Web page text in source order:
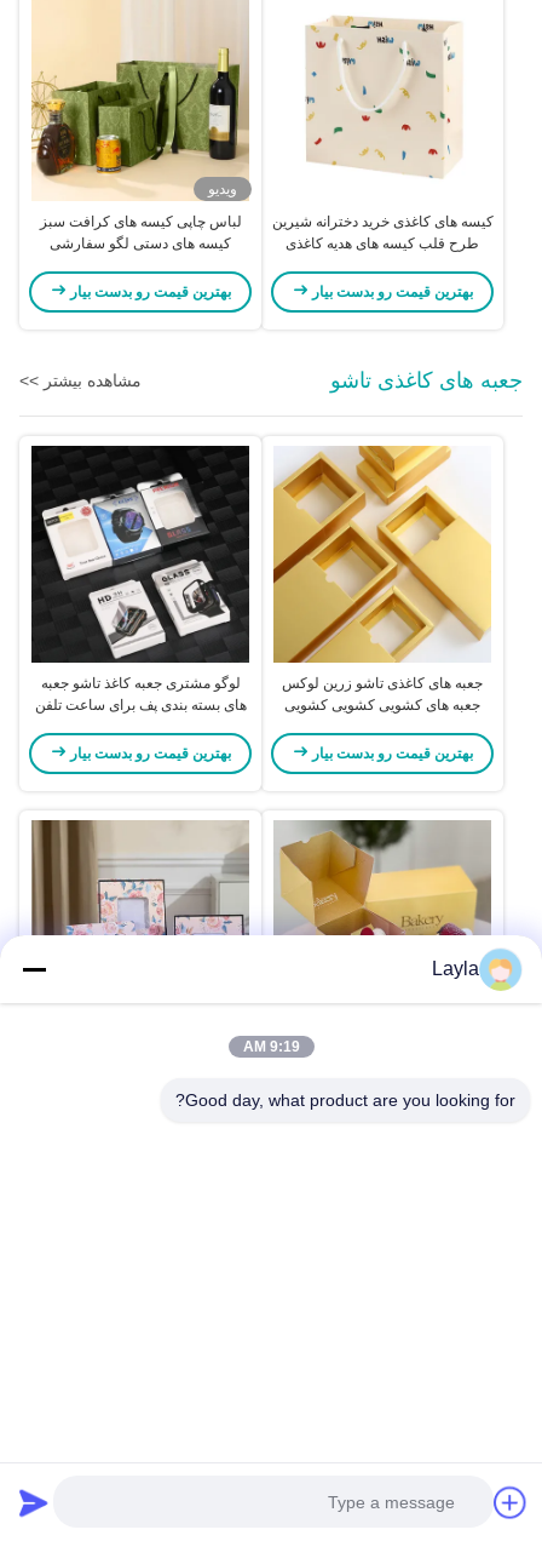
کیسه های کاغذی خرید دخترانه شیرین
طرح قلب کیسه های هدیه کاغذی
بهترین قیمت رو بدست بیار
ویدیو
لباس چاپی کیسه های کرافت سبز
کیسه های دستی لگو سفارشی
بهترین قیمت رو بدست بیار
جعبه های کاغذی تاشو مشاهده بیشتر >>
جعبه های کاغذی تاشو زرین لوکس
جعبه های کشویی کشویی کشویی
بهترین قیمت رو بدست بیار
لوگو مشتری جعبه کاغذ تاشو جعبه
های بسته بندی پف برای ساعت تلفن
بهترین قیمت رو بدست بیار
جعبه های کاغذی تاشو کیک های
فروشی بسته بندی
شال ها جوراب ها جعبه های کاغذی
بهترین قیمت رو بدست بیار
Layla
9:19 AM
Good day, what product are you looking for?